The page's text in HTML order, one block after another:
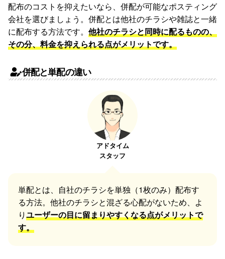
配布のコストを抑えたいなら、併配が可能なポスティング
会社を選びましょう。併配とは他社のチラシや雑誌と一緒
に配布する方法です。 他社のチラシと同時に配るものの、
その分、料金を抑えられる点がメリットです。
併配と単配の違い
単配とは、自社のチラシを単独（1枚のみ）配布す
る方法。他社のチラシと混ざる心配がないため、よ
りユーザーの目に留まりやすくなる点がメリットで
す。
アドタイム
スタッフ